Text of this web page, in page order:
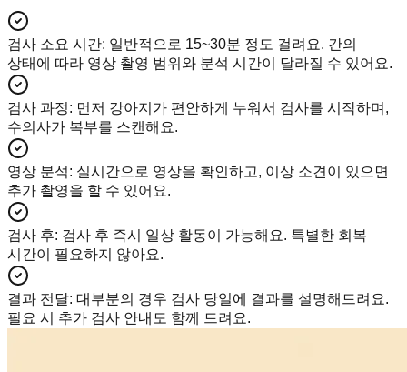
검사 소요 시간: 일반적으로 15~30분 정도 걸려요. 간의
상태에 따라 영상 촬영 범위와 분석 시간이 달라질 수 있어요.
검사 과정: 먼저 강아지가 편안하게 누워서 검사를 시작하며,
수의사가 복부를 스캔해요.
영상 분석: 실시간으로 영상을 확인하고, 이상 소견이 있으면
추가 촬영을 할 수 있어요.
검사 후: 검사 후 즉시 일상 활동이 가능해요. 특별한 회복
시간이 필요하지 않아요.
결과 전달: 대부분의 경우 검사 당일에 결과를 설명해드려요.
필요 시 추가 검사 안내도 함께 드려요.